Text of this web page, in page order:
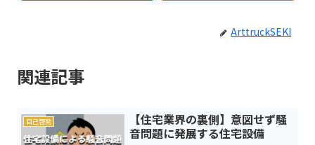
ArttruckSEKI
関連記事
自己啓発
【住宅業界の裏側】意図せず騒
音問題に発展する住宅設備